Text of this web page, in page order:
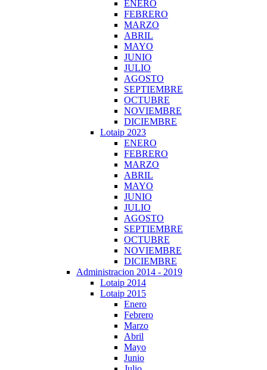
ENERO
FEBRERO
MARZO
ABRIL
MAYO
JUNIO
JULIO
AGOSTO
SEPTIEMBRE
OCTUBRE
NOVIEMBRE
DICIEMBRE
Lotaip 2023
ENERO
FEBRERO
MARZO
ABRIL
MAYO
JUNIO
JULIO
AGOSTO
SEPTIEMBRE
OCTUBRE
NOVIEMBRE
DICIEMBRE
Administracion 2014 - 2019
Lotaip 2014
Lotaip 2015
Enero
Febrero
Marzo
Abril
Mayo
Junio